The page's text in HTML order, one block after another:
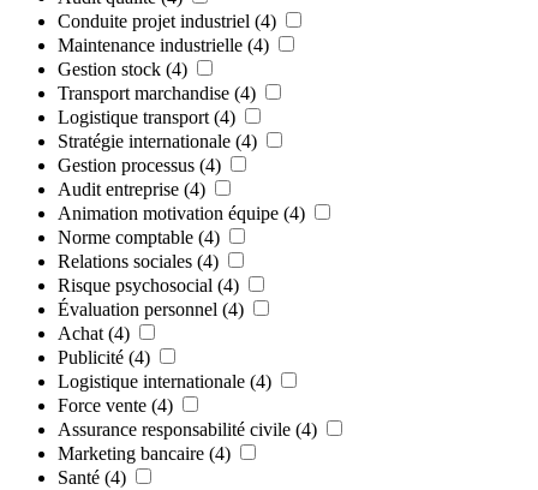
Conduite projet industriel (4)
Maintenance industrielle (4)
Gestion stock (4)
Transport marchandise (4)
Logistique transport (4)
Stratégie internationale (4)
Gestion processus (4)
Audit entreprise (4)
Animation motivation équipe (4)
Norme comptable (4)
Relations sociales (4)
Risque psychosocial (4)
Évaluation personnel (4)
Achat (4)
Publicité (4)
Logistique internationale (4)
Force vente (4)
Assurance responsabilité civile (4)
Marketing bancaire (4)
Santé (4)